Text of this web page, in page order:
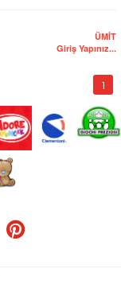
ÜMİT
Giriş Yapınız...
1